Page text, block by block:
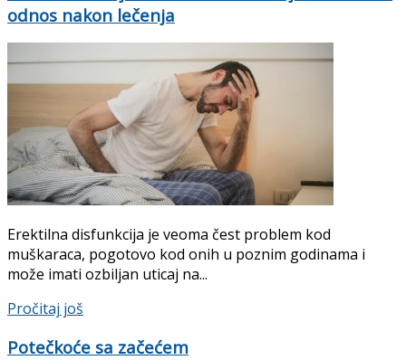
odnos nakon lečenja
Erektilna disfunkcija je veoma čest problem kod
muškaraca, pogotovo kod onih u poznim godinama i
može imati ozbiljan uticaj na...
Pročitaj još
Potečkoće sa začećem